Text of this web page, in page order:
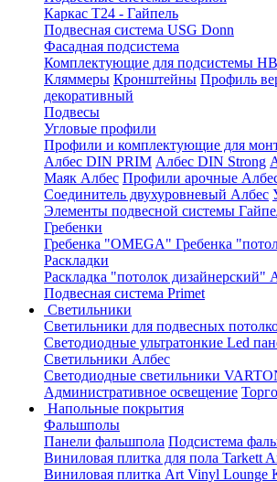
Каркас Т24 - Гайпель
Подвесная система USG Donn
Фасадная подсистема
Комплектующие для подсистемы
Кляммеры Кронштейны Профиль
декоративный
Подвесы
Угловые профили
Профили и комплектующие для
Албес DIN PRIM Албес DIN Strong
Маяк Албес Профили арочные
Соединитель двухуровневый Албес
Элементы подвесной системы
Гребенки
Гребенка "OMEGA" Гребенка
Раскладки
Раскладка "потолок дизайнерский"
Подвесная система Primet
Светильники
Светильники для подвесных
Светодиодные ультратонкие Led
Светильники Албес
Светодиодные светильники
Административное освещение
Напольные покрытия
Фальшполы
Панели фальшпола Подсистема
Виниловая плитка для пола Tarkett
Виниловая плитка Art Vinyl Lounge